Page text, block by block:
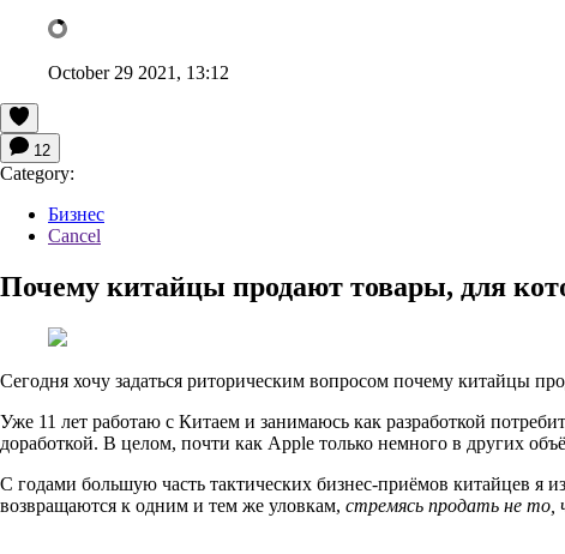
October 29 2021, 13:12
12
Category:
Бизнес
Cancel
Почему китайцы продают товары, для
Сегодня хочу задаться риторическим вопросом почему китайцы
Уже 11 лет работаю с Китаем и занимаюсь как разработкой
доработкой. В целом, почти как Apple только немного в других
С годами большую часть тактических бизнес-приёмов китайцев я
возвращаются к одним и тем же уловкам, стремясь продать не то,